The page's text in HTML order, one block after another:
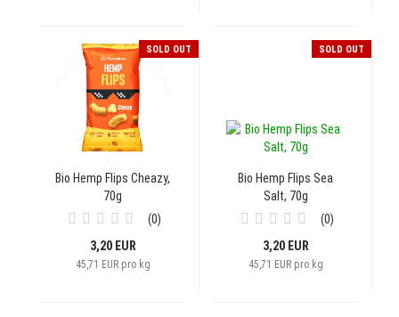
SOLD OUT
Bio Hemp Flips Cheazy,
70g
0
3,20 EUR
45,71 EUR pro kg
SOLD OUT
Bio Hemp Flips Sea
Salt, 70g
0
3,20 EUR
45,71 EUR pro kg